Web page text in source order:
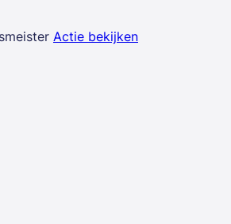
Actie bekijken